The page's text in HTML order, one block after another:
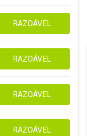
RAZOÁVEL
RAZOÁVEL
RAZOÁVEL
RAZOÁVEL